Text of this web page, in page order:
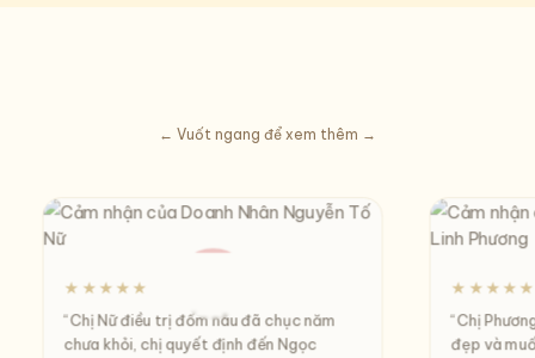
← Vuốt ngang để xem thêm →
★★★★★
“Chị Nữ điều trị đốm nâu đã chục năm
chưa khỏi, chị quyết định đến Ngọc
★★★★★
“Chị
đẹp và